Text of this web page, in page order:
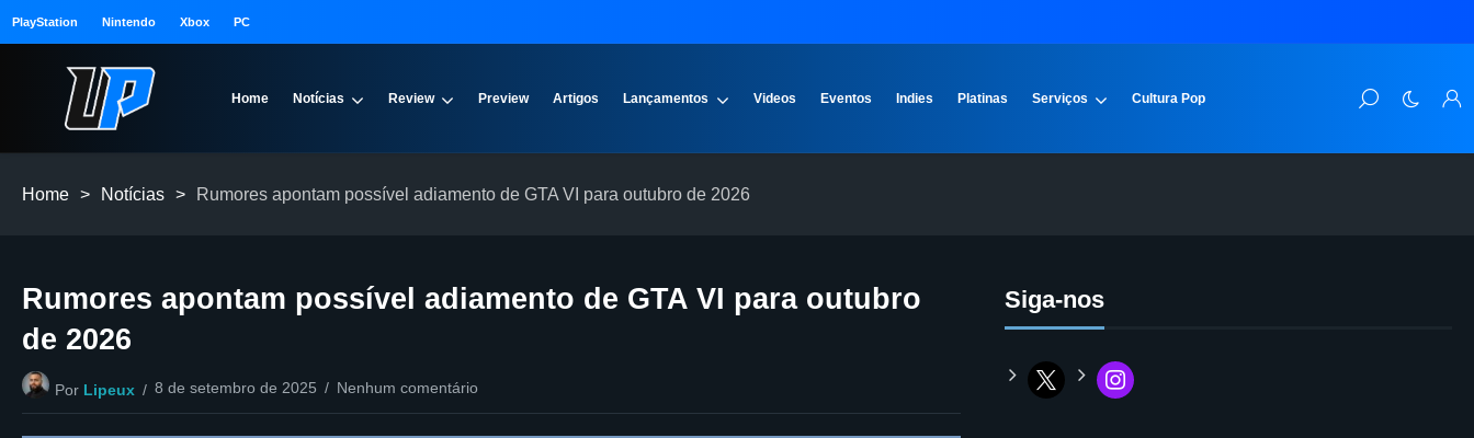
PlayStation Nintendo Xbox PC
Home Notícias Review Preview Artigos Lançamentos Videos Eventos Indies Platinas Serviços Cultura Pop
Home > Notícias > Rumores apontam possível adiamento de GTA VI para outubro de 2026
Rumores apontam possível adiamento de GTA VI para outubro
de 2026
Por Lipeux 8 de setembro de 2025 Nenhum comentário
Siga-nos